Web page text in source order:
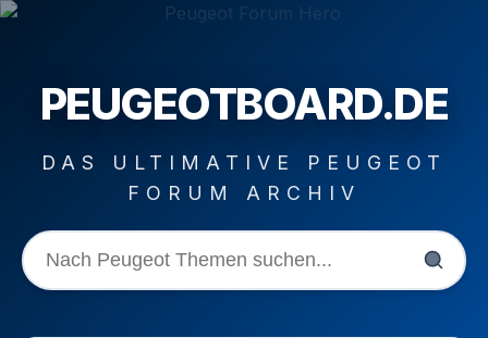
PEUGEOTBOARD.DE
DAS ULTIMATIVE PEUGEOT
FORUM ARCHIV